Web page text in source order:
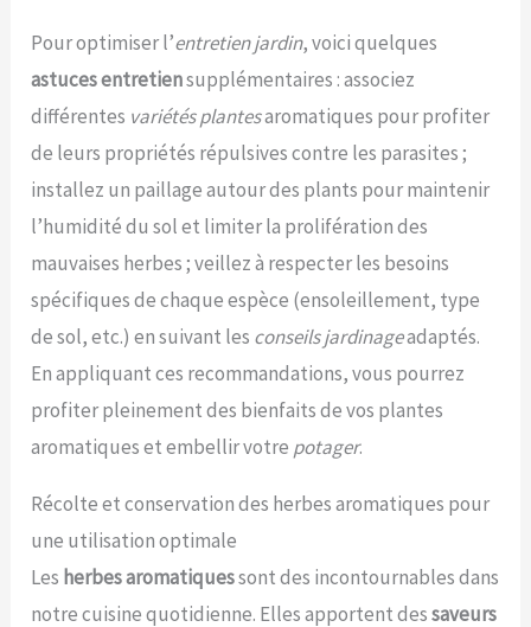
Pour optimiser l’entretien jardin, voici quelques
astuces entretiensupplémentaires : associez
différentes variétés plantesaromatiques pour profiter
de leurs propriétés répulsives contre les parasites ;
installez un paillage autour des plants pour maintenir
l’humidité du sol et limiter la prolifération des
mauvaises herbes ; veillez à respecter les besoins
spécifiques de chaque espèce (ensoleillement, type
de sol, etc.) en suivant les conseils jardinageadaptés.
En appliquant ces recommandations, vous pourrez
profiter pleinement des bienfaits de vos plantes
aromatiques et embellir votre potager.
Récolte et conservation des herbes aromatiques pour
une utilisation optimale
Les herbes aromatiquessont des incontournables dans
notre cuisine quotidienne. Elles apportent dessaveurs